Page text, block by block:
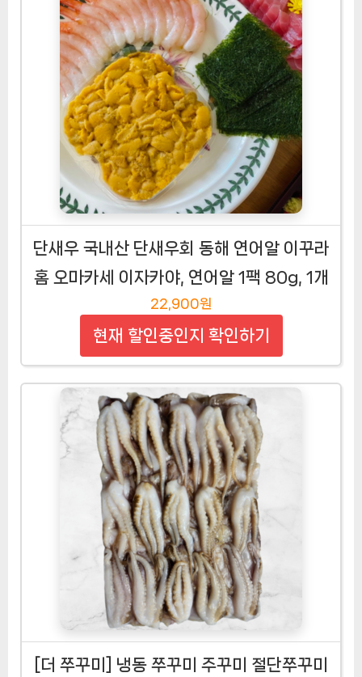
단새우 국내산 단새우회 동해 연어알 이꾸라
홈 오마카세 이자카야, 연어알 1팩 80g, 1개
22,900원
현재 할인중인지 확인하기
[더 쭈꾸미] 냉동 쭈꾸미 주꾸미 절단쭈꾸미